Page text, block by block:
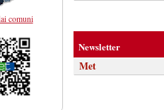
comuni
Newsletter
Met